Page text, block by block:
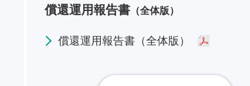
償還運用報告書 （全体版）
償還運用報告書（全体版）